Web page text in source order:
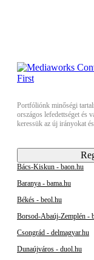
Portfóliónk minőségi
országos lefedettséget és
keressük az új irányokat
Bács-Kiskun - baon.hu
Baranya - bama.hu
Békés - beol.hu
Borsod-Abaúj-Zemplén -
Csongrád - delmagyar.hu
Dunaújváros - duol.hu